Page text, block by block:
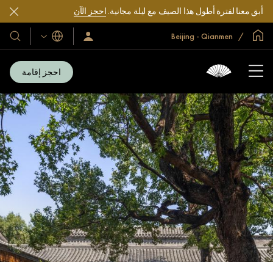
أبق معنا لفترة أطول هذا الصيف مع ليلة مجانية.احجز الآن
الصفحة الرئيسية العالمية
سجّل
الدخول/
اللغات
فنادقنا
احجز إقامة